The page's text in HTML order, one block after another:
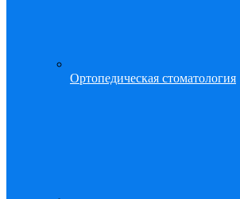
Ортопедическая стоматология